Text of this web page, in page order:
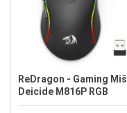
ReDragon - Gaming Miš
Deicide M816P RGB
Wireless